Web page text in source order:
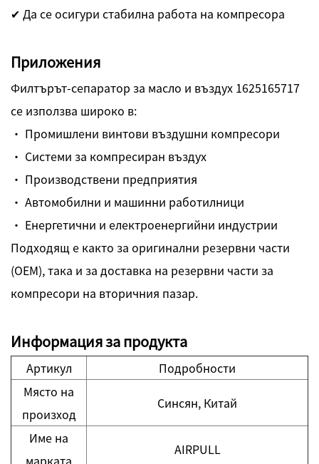
✔ Да се осигури стабилна работа на компресора
Приложения
Филтърът-сепаратор за масло и въздух 1625165717
се използва широко в:
· Промишлени винтови въздушни компресори
· Системи за компресиран въздух
· Производствени предприятия
· Автомобилни и машинни работилници
· Енергетични и електроенергийни индустрии
Подходящ е както за оригинални резервни части
(OEM), така и за доставка на резервни части за
компресори на вторичния пазар.
Информация за продукта
Артикул
Подробности
Място на
произход
Синсян, Китай
Име на
марката
AIRPULL